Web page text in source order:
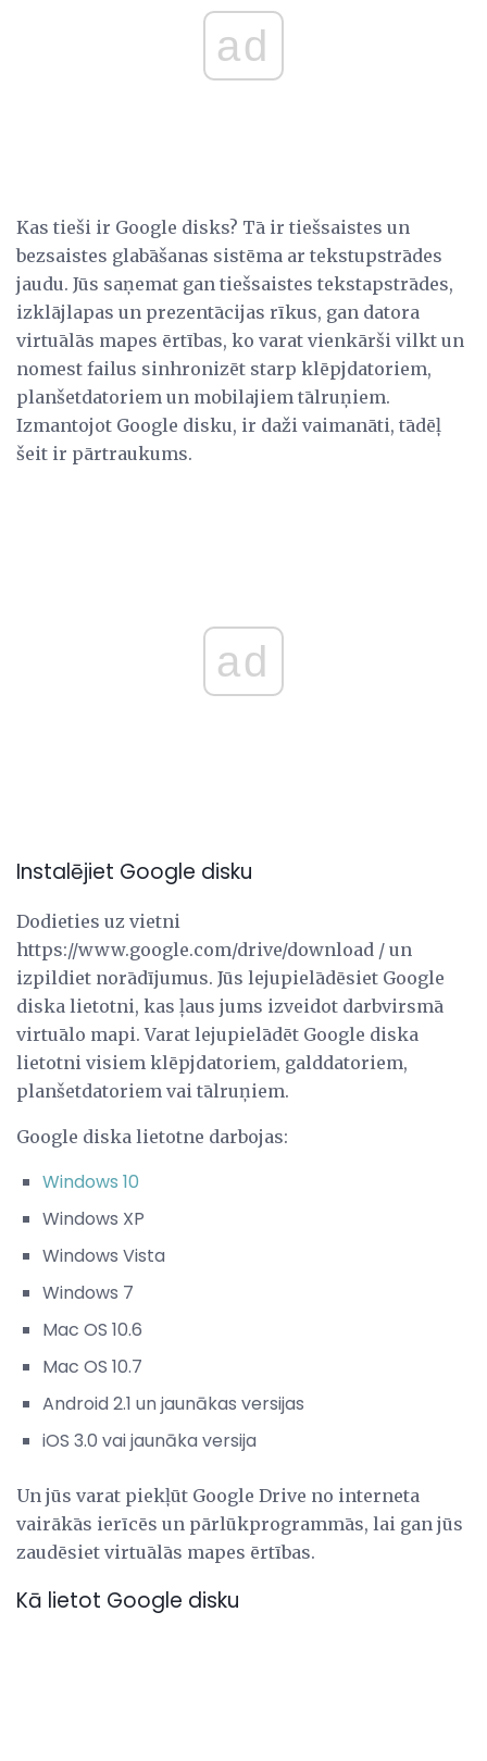
ad
Kas tieši ir Google disks? Tā ir tiešsaistes un
bezsaistes glabāšanas sistēma ar tekstupstrādes
jaudu. Jūs saņemat gan tiešsaistes tekstapstrādes,
izklājlapas un prezentācijas rīkus, gan datora
virtuālās mapes ērtības, ko varat vienkārši vilkt un
nomest failus sinhronizēt starp klēpjdatoriem,
planšetdatoriem un mobilajiem tālruņiem.
Izmantojot Google disku, ir daži vaimanāti, tādēļ
šeit ir pārtraukums.
ad
Instalējiet Google disku
Dodieties uz vietni
https://www.google.com/drive/download / un
izpildiet norādījumus. Jūs lejupielādēsiet Google
diska lietotni, kas ļaus jums izveidot darbvirsmā
virtuālo mapi. Varat lejupielādēt Google diska
lietotni visiem klēpjdatoriem, galddatoriem,
planšetdatoriem vai tālruņiem.
Google diska lietotne darbojas:
Windows 10
Windows XP
Windows Vista
Windows 7
Mac OS 10.6
Mac OS 10.7
Android 2.1 un jaunākas versijas
iOS 3.0 vai jaunāka versija
Un jūs varat piekļūt Google Drive no interneta
vairākās ierīcēs un pārlūkprogrammās, lai gan jūs
zaudēsiet virtuālās mapes ērtības.
Kā lietot Google disku